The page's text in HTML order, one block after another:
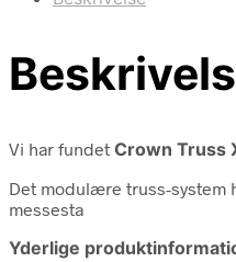
Vi har fundet Crown Truss
Det modulære truss-system
messesta
Yderlige